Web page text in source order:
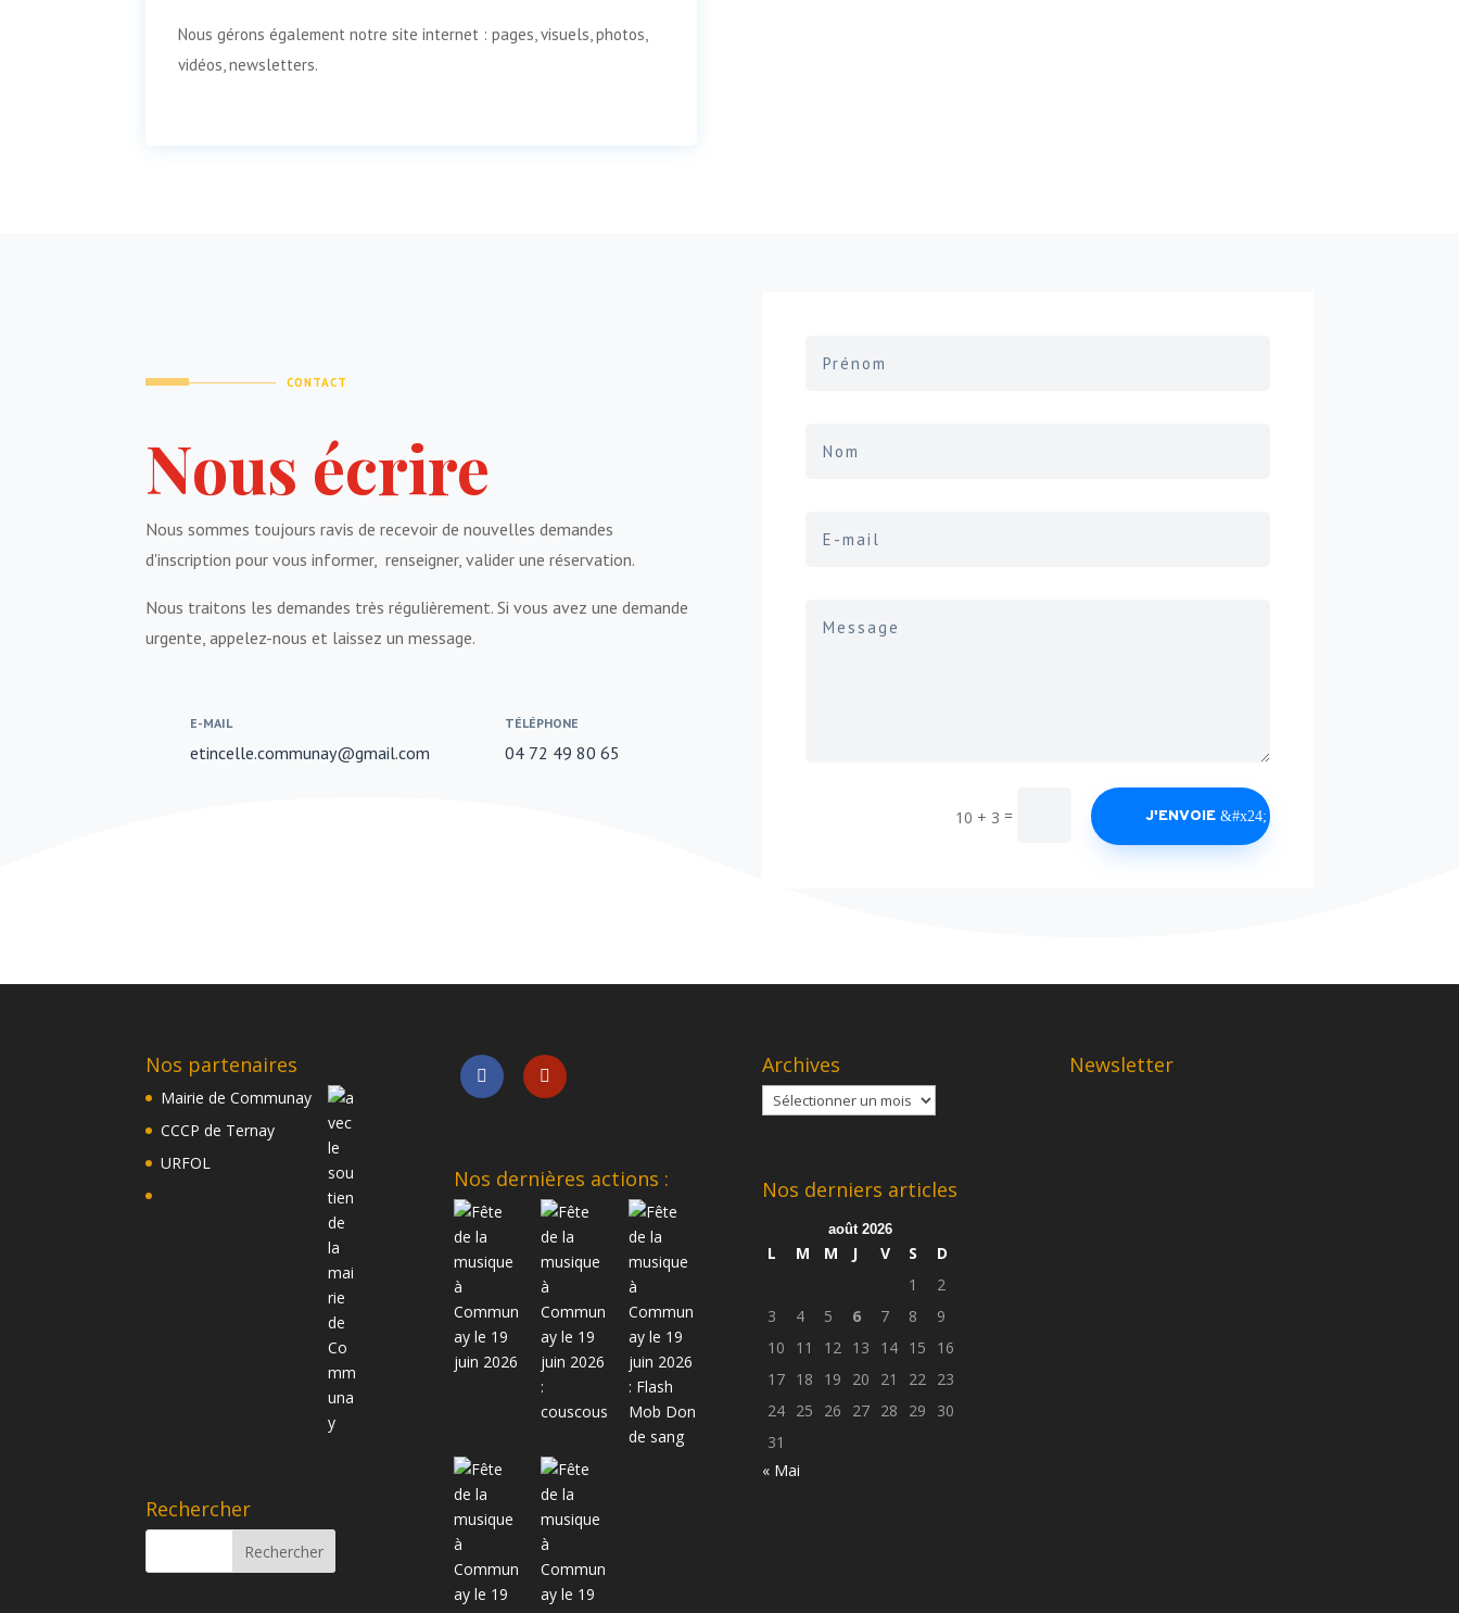
Nous gérons également notre site internet : pages, visuels, photos,
vidéos, newsletters.
CONTACT
Nous écrire
Nous sommes toujours ravis de recevoir de nouvelles demandes
d'inscription pour vous informer, renseigner, valider une réservation.
Nous traitons les demandes très régulièrement. Si vous avez une demande
urgente, appelez-nous et laissez un message.
E-MAIL
etincelle.communay@gmail.com
TÉLÉPHONE
04 72 49 80 65
10 + 3 = J'ENVOIE
Nos partenaires
Mairie de Communay
CCCP de Ternay
URFOL
Rechercher
Nos dernières actions :
Archives
Archives
Nos derniers articles
août 2026
L M M J V S
D
1
2
3
4 5 6 7 8
9
10
11 12 13 14 15
16
17
18 19 20 21 22
23
24
25 26 27 28 29
30
31
« Mai
Newsletter